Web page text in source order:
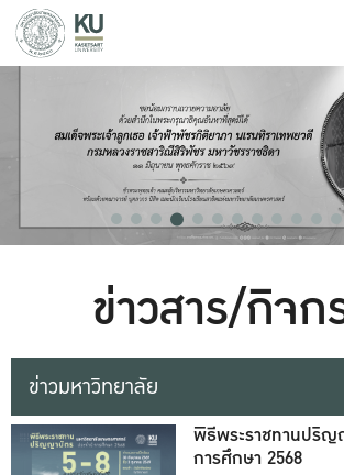
ข่าวสาร/กิจก
ข่าวมหาวิทยาลัย
พิธีพระราชทานปริญ
การศึกษา 2568